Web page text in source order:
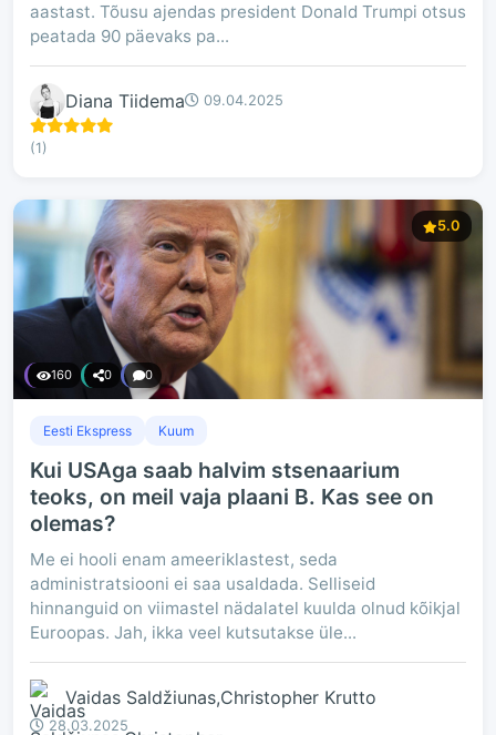
aastast. Tõusu ajendas president Donald Trumpi otsus
peatada 90 päevaks pa...
Diana Tiidema 09.04.2025
(1)
5.0
160 0 0
Eesti Ekspress Kuum
Kui USAga saab halvim stsenaarium
teoks, on meil vaja plaani B. Kas see on
olemas?
Me ei hooli enam ameeriklastest, seda
administratsiooni ei saa usaldada. Selliseid
hinnanguid on viimastel nädalatel kuulda olnud kõikjal
Euroopas. Jah, ikka veel kutsutakse üle...
Vaidas Saldžiunas,Christopher Krutto
28.03.2025